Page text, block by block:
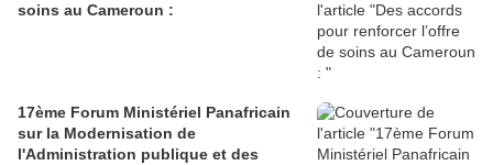
soins au Cameroun :
17ème Forum Ministériel Panafricain
sur la Modernisation de
l'Administration publique et des